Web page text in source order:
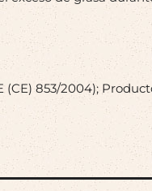
(CE) 853/2004);